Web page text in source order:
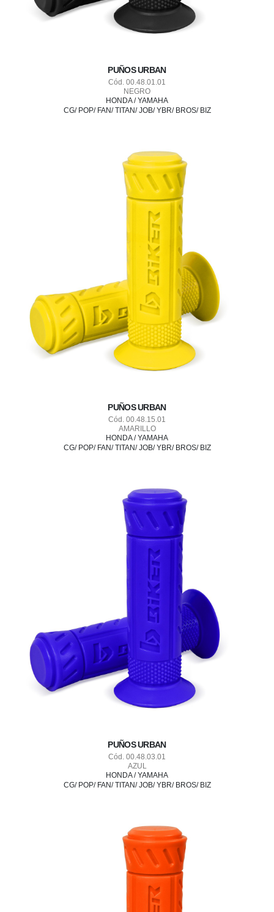
PUÑOS URBAN
Cód. 00.48.01.01
NEGRO
HONDA / YAMAHA
CG/ POP/ FAN/ TITAN/ JOB/ YBR/ BROS/ BIZ
PUÑOS URBAN
Cód. 00.48.15.01
AMARILLO
HONDA / YAMAHA
CG/ POP/ FAN/ TITAN/ JOB/ YBR/ BROS/ BIZ
PUÑOS URBAN
Cód. 00.48.03.01
AZUL
HONDA / YAMAHA
CG/ POP/ FAN/ TITAN/ JOB/ YBR/ BROS/ BIZ